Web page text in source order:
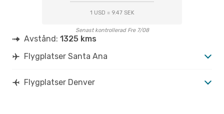
1 USD = 9.47 SEK
Senast kontrollerad Fre 7/08
Avstånd: 1325 kms
Flygplatser Santa Ana
Flygplatser Denver